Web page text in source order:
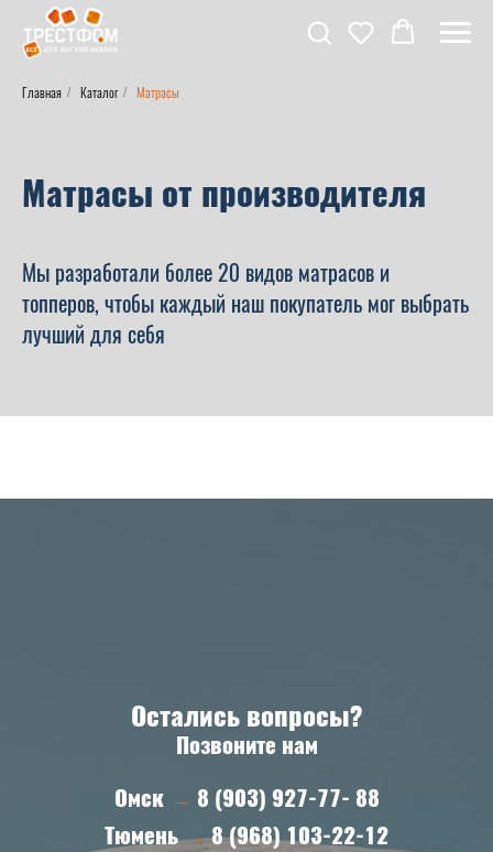
Главная / Каталог / Матрасы
Матрасы от производителя
Мы разработали более 20 видов матрасов и
топперов, чтобы каждый наш покупатель мог выбрать
лучший для себя
Остались вопросы?
Позвоните нам
Омск → 8 (903) 927-77- 88
Тюмень→8 (968) 103-22-12